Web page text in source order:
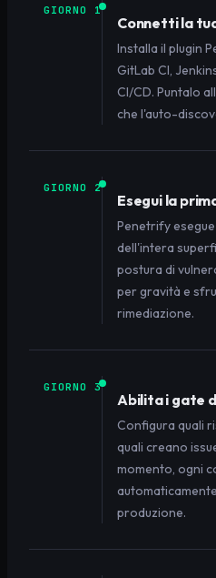
GIORNO 1
Connetti la
Installa il plugin
GitLab CI,
CI/CD. Puntalo
che l'auto-
GIORNO 2
Esegui la
Penetrify
dell'intera
postura di
per gravità e
rimediazione.
GIORNO 3
Abilita i gate
Configura quali
quali creano
momento, ogni
produzione.